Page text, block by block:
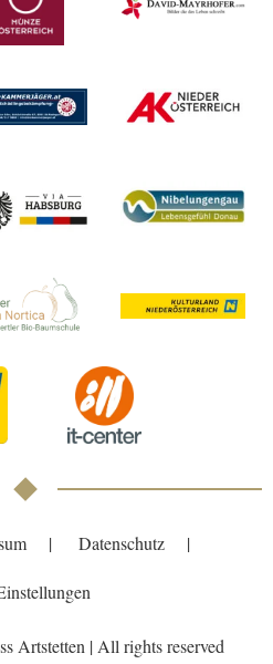
Datenschutz
Artstetten | All rights reserved